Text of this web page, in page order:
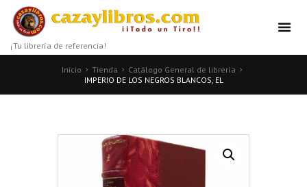
¡Tu librería de referencia!
Inicio Tienda
Catálogo General de librería
IMPERIO DE LOS NEGROS BLANCOS, EL